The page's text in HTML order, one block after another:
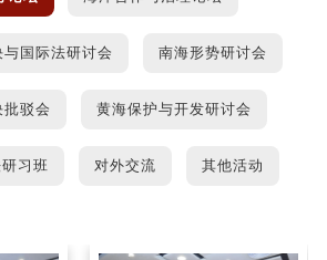
国际法研讨会 南海形势研讨会
驳会 黄海保护与开发研讨会
习班 对外交流 其他活动